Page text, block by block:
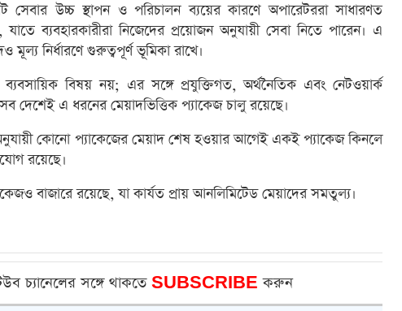
সেবার উচ্চ স্থাপন ও পরিচালন ব্যয়ের কারণে অপারেটররা সাধারণত
ব্যবহারকারীরা নিজেদের প্রয়োজন অনুযায়ী সেবা নিতে পারেন। এ
মূল্য নির্ধারণে গুরুত্বপূর্ণ ভূমিকা রাখে।
ব্যবসায়িক বিষয় নয়; এর সঙ্গে প্রযুক্তিগত, অর্থনৈতিক এবং নেটওয়ার্ক
সব দেশেই এ ধরনের মেয়াদভিত্তিক প্যাকেজ চালু রয়েছে।
কোনো প্যাকেজের মেয়াদ শেষ হওয়ার আগেই একই প্যাকেজ কিনলে
রয়েছে।
বাজারে রয়েছে, যা কার্যত প্রায় আনলিমিটেড মেয়াদের সমতুল্য।
চ্যানেলের সঙ্গে থাকতে SUBSCRIBEকরুন